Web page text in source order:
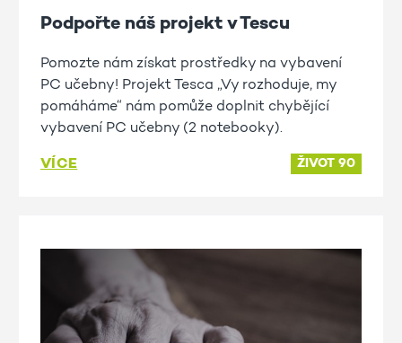
Podpořte náš projekt v Tescu
Pomozte nám získat prostředky na vybavení
PC učebny! Projekt Tesca „Vy rozhoduje, my
pomáháme“ nám pomůže doplnit chybějící
vybavení PC učebny (2 notebooky).
VÍCE ŽIVOT 90